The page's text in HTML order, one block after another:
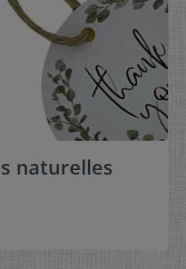
naturelles